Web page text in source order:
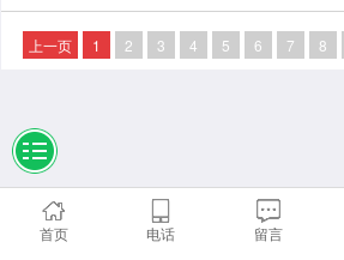
上一页 1 2 3 4 5 6 7 8
首页 电话 留言